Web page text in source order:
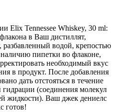
Elix Tennessee Whiskey, 30 ml:
в Ваш дистиллят,
водой, крепостью
пипетки во флаконе,
необходимый вкус
в продукт. После добавления
дать отстояться в течение
(соединения молекул
жидкости). Ваш джек дениелс
готов!